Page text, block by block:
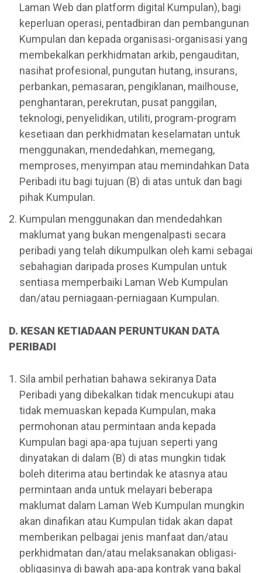
Laman Web dan platform digital Kumpulan), bagi
keperluan operasi, pentadbiran dan pembangunan
Kumpulan dan kepada organisasi-organisasi yang
membekalkan perkhidmatan arkib, pengauditan,
nasihat profesional, pungutan hutang, insurans,
perbankan, pemasaran, pengiklanan, mailhouse,
penghantaran, perekrutan, pusat panggilan,
teknologi, penyelidikan, utiliti, program-program
kesetiaan dan perkhidmatan keselamatan untuk
menggunakan, mendedahkan, memegang,
memproses, menyimpan atau memindahkan Data
Peribadi itu bagi tujuan (B) di atas untuk dan bagi
pihak Kumpulan.
Kumpulan menggunakan dan mendedahkan
maklumat yang bukan mengenalpasti secara
peribadi yang telah dikumpulkan oleh kami sebagai
sebahagian daripada proses Kumpulan untuk
sentiasa memperbaiki Laman Web Kumpulan
dan/atau perniagaan-perniagaan Kumpulan.
D. KESAN KETIADAAN PERUNTUKAN DATA
PERIBADI
Sila ambil perhatian bahawa sekiranya Data
Peribadi yang dibekalkan tidak mencukupi atau
tidak memuaskan kepada Kumpulan, maka
permohonan atau permintaan anda kepada
Kumpulan bagi apa-apa tujuan seperti yang
dinyatakan di dalam (B) di atas mungkin tidak
boleh diterima atau bertindak ke atasnya atau
permintaan anda untuk melayari beberapa
maklumat dalam Laman Web Kumpulan mungkin
akan dinafikan atau Kumpulan tidak akan dapat
memberikan pelbagai jenis manfaat dan/atau
perkhidmatan dan/atau melaksanakan obligasi-
obligasinya di bawah apa-apa kontrak yang bakal